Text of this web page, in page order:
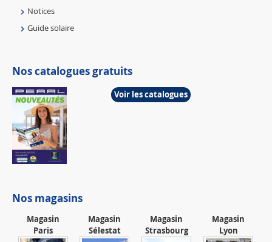
Notices
Guide solaire
Nos catalogues gratuits
Voir les catalogues
Nos magasins
Magasin
Paris
Magasin
Sélestat
Magasin
Strasbourg
Magasin
Lyon